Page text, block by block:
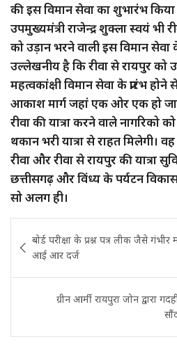
की इस विमान सेवा का शुभारंभ किया
उपमुख्यमंत्री राजेन्द्र शुक्ला स्वयं भी
को उड़ान भरने वाली इस विमान सेवा
उल्लेखनीय है कि रीवा से रायपुर को
महत्वकांक्षी विमान सेवा के प्रारंभ
आकाश मार्ग जहां एक ओर एक हो
रीवा की यात्रा करने वाले नागरिको
थकान भरी यात्रा से राहत मिलेगी।
रीवा और रीवा से रायपुर की यात्रा
छत्तीसगढ़ और विंध्य के पर्यटन
सो अलग ही।
navigation
बोर्ड परीक्षा के प्रश्न पत्र लीक जैसे
आई आर दर्ज
ग्रीन आर्मी रायपुरा जोन द्वारा